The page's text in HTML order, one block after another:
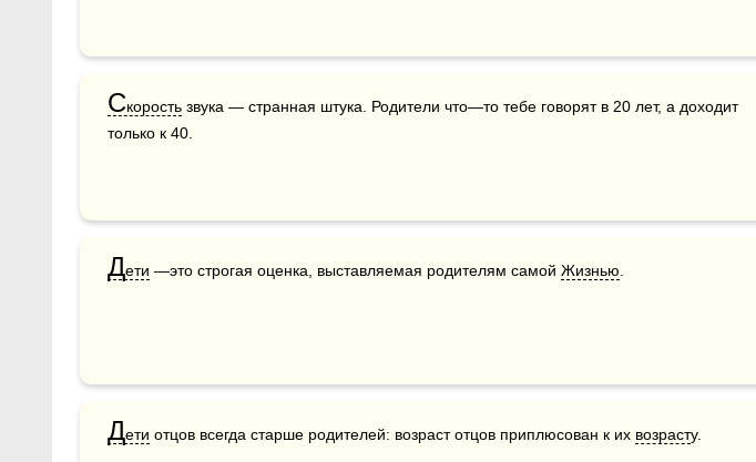
Скорость звука — странная штука. Родители что—то тебе говорят в 20 лет, а доходит
только к 40.
Дети —это строгая оценка, выставляемая родителям самой Жизнью
Дети отцов всегда старше родителей: возраст отцов приплюсован к их возрасту.